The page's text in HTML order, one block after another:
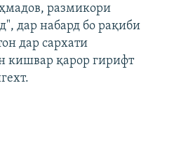
360p 480p
1080p
360p
480p
размикори
дар набард бо рақиби
дар сархати
кишвар қарор гирифт